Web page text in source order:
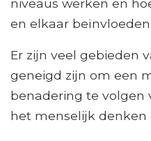
niveaus werken en
en elkaar beïnvloeden.
Er zijn veel gebieden
geneigd zijn om een
benadering te volgen
het menselijk denken